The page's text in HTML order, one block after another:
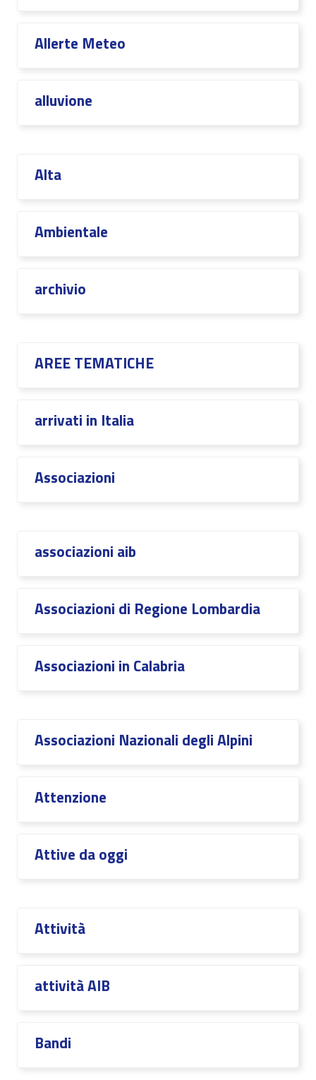
Allerte Meteo
alluvione
Alta
Ambientale
archivio
AREE TEMATICHE
arrivati in Italia
Associazioni
associazioni aib
Associazioni di Regione Lombardia
Associazioni in Calabria
Associazioni Nazionali degli Alpini
Attenzione
Attive da oggi
Attività
attività AIB
Bandi